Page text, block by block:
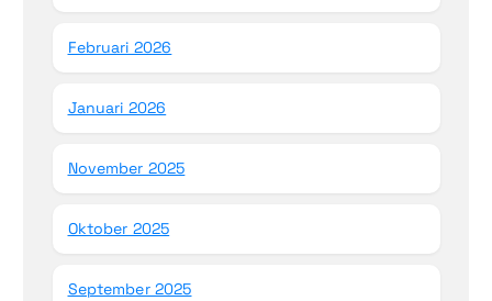
Februari 2026
Januari 2026
November 2025
Oktober 2025
September 2025